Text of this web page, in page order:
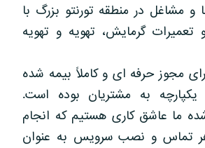
و مشاغل در منطقه تورنتو بزرگ با
گرمایش، تهویه و تهویه
مجوز حرفه ای و کاملاً بیمه شده
یکپارچه به مشتریان بوده است.
ما عاشق کاری هستیم که انجام
تماس و نصب سرویس به عنوان